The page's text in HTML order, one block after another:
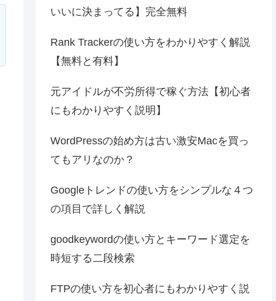
いいに決まってる】完全無料
Rank Trackerの使い方をわかりやすく解説
【無料と有料】
元アイドルが不労所得で稼ぐ方法【初心者
にもわかりやすく説明】
WordPressの始め方は古い激安Macを買っ
てもアリなのか？
Googleトレンドの使い方をシンプルな４つ
の項目で詳しく解説
goodkeywordの使い方とキーワード選定を
時短する二段検索
FTPの使い方を初心者にもわかりやすく説